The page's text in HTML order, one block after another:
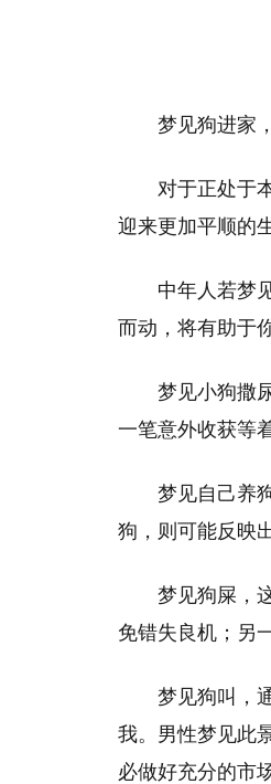
梦见狗进家
对于正处于
迎来更加平顺的
中年人若梦
而动，将有助于
梦见小狗撒
一笔意外收获等
梦见自己养
狗，则可能反映
梦见狗屎，
免错失良机；另
梦见狗叫，
我。男性梦见此
必做好充分的市